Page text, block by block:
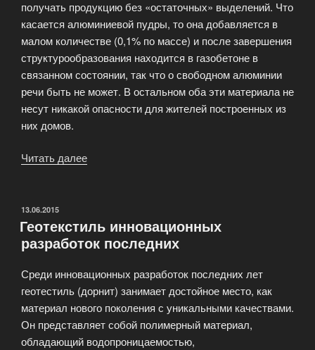
получать продукцию без «остаточных» выделений. Что
касается алюминиевой пудры, то она добавляется в
малом количестве (0,1% по массе) и после завершения
структурообразования находится в газобетоне в
связанном состоянии, так что о свободном алюминии
речи быть не может. В остальном оба эти материала не
несут никакой опасности для жителей построенных из
них домов.
Читать далее
ОПУБЛИКОВАНО
13.06.2015
Геотекстиль инновационных
разработок последних
Среди инновационных разработок последних лет
геотестиль (дорнит) занимает достойное место, как
материал нового поколения с уникальными качествами.
Он представляет собой полимерный материал,
обладающий водопроницаемостью,